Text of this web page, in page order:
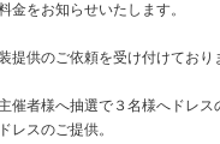
をお知らせいたします。
提供のご依頼を受け付けており
催者様へ抽選で３名様へドレス
レスのご提供。